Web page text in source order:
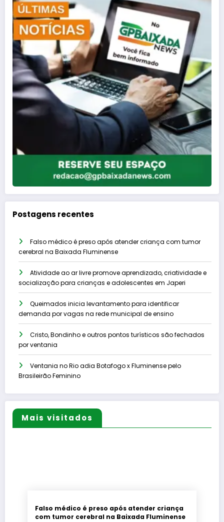
Postagens recentes
Falso médico é preso após atender criança com tumor
cerebral na Baixada Fluminense
Atividade ao ar livre promove aprendizado, criatividade e
socialização para crianças e adolescentes em Japeri
Queimados inicia levantamento para identificar
demanda por vagas na rede municipal de ensino
Cristo, Bondinho e outros pontos turísticos são fechados
por ventania
Ventania no Rio adia Botafogo x Fluminense pelo
Brasileirão Feminino
Mais visitados
Falso médico é preso após atender criança
com tumor cerebral na Baixada Fluminense